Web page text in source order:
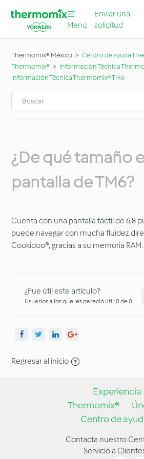
Menú
Enviar una
solicitud
Thermomix® México
Centro de ayuda
Thermomix®
Información Técnica
Información Técnica Thermomix® TM6
¿De qué tamaño
pantalla de TM6?
Cuenta con una pantalla táctil de 6,8
puede navegar con mucha fluidez
Cookidoo®, gracias a su memoria RAM.
¿Fue útil este artículo?
Usuarios a los que les pareció útil: 0 de 0
Regresar al inicio
Experiencia
Thermomix®
Centro de
Contacta nuestro
Servicio a